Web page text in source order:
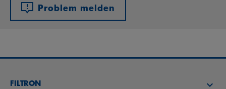
Problem melden
FILTRON